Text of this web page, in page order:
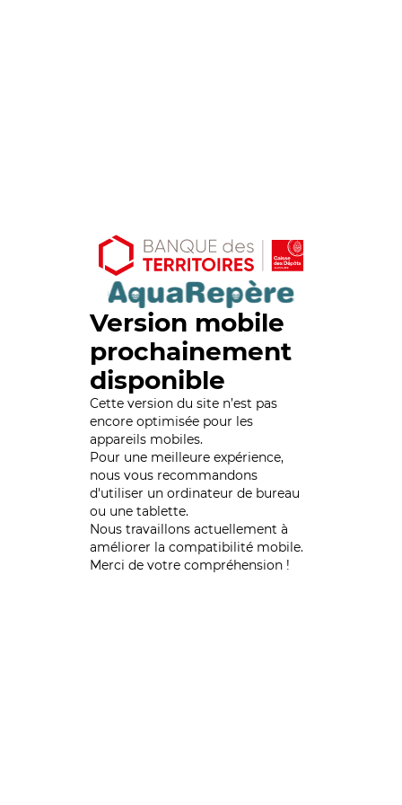
Version mobile
prochainement
disponible
Cette version du site n’est pas
encore optimisée pour les
appareils mobiles.
Pour une meilleure expérience,
nous vous recommandons
d'utiliser un ordinateur de bureau
ou une tablette.
Nous travaillons actuellement à
améliorer la compatibilité mobile.
Merci de votre compréhension !